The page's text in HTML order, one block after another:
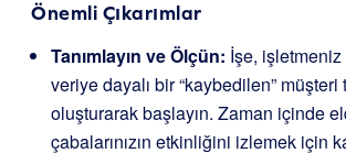
Önemli Çıkarımlar
Tanımlayın ve Ölçün: İşe,
veriye dayalı bir “kaybedilen” müşteri
oluşturarak başlayın. Zaman içinde
çabalarınızın etkinliğini izlemek için